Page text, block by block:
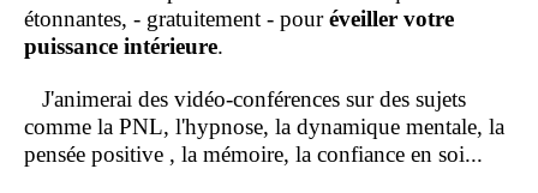
étonnantes, - gratuitement - pouréveiller votre
puissance intérieure.
J'animerai des vidéo-conférences sur des sujets
comme la PNL, l'hypnose, la dynamique mentale, la
pensée positive , la mémoire, la confiance en soi...